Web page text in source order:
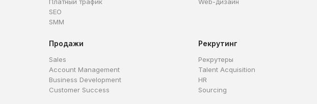
SEO
SMM
Продажи
Sales
Account Management
Business Development
Customer Success
Рекрутинг
Рекрутеры
Talent Acquisition
HR
Sourcing